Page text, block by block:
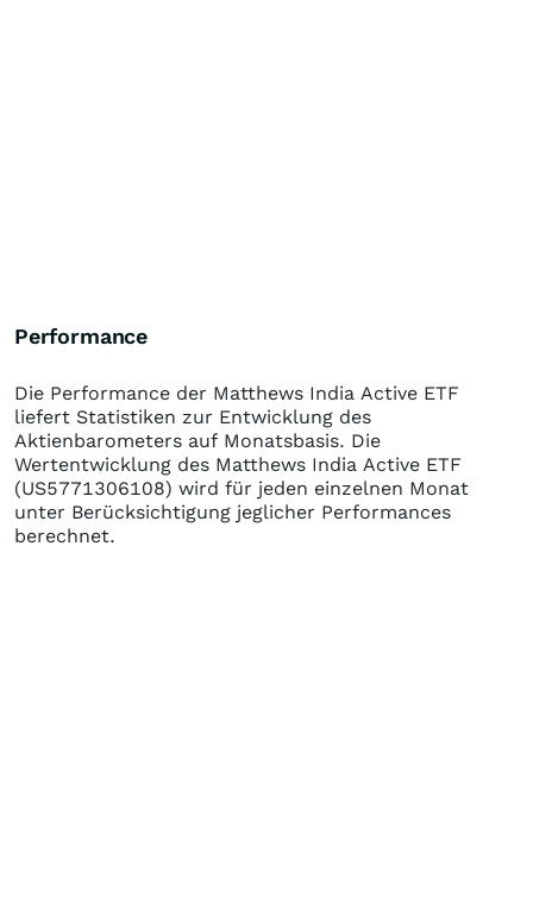
Performance
Die Performance der Matthews India Active ETF
liefert Statistiken zur Entwicklung des
Aktienbarometers auf Monatsbasis. Die
Wertentwicklung des Matthews India Active ETF
(US5771306108) wird für jeden einzelnen Monat
unter Berücksichtigung jeglicher Performances
berechnet.